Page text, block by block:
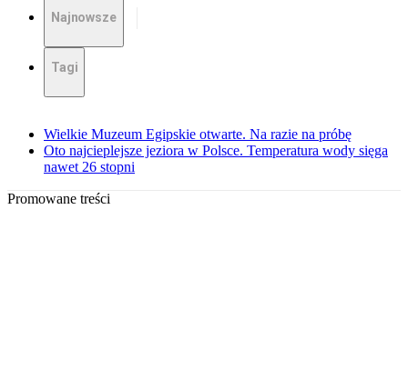
Najnowsze
Tagi
Wielkie Muzeum Egipskie otwarte. Na razie na próbę
Oto najcieplejsze jeziora w Polsce. Temperatura wody sięga
nawet 26 stopni
Promowane treści